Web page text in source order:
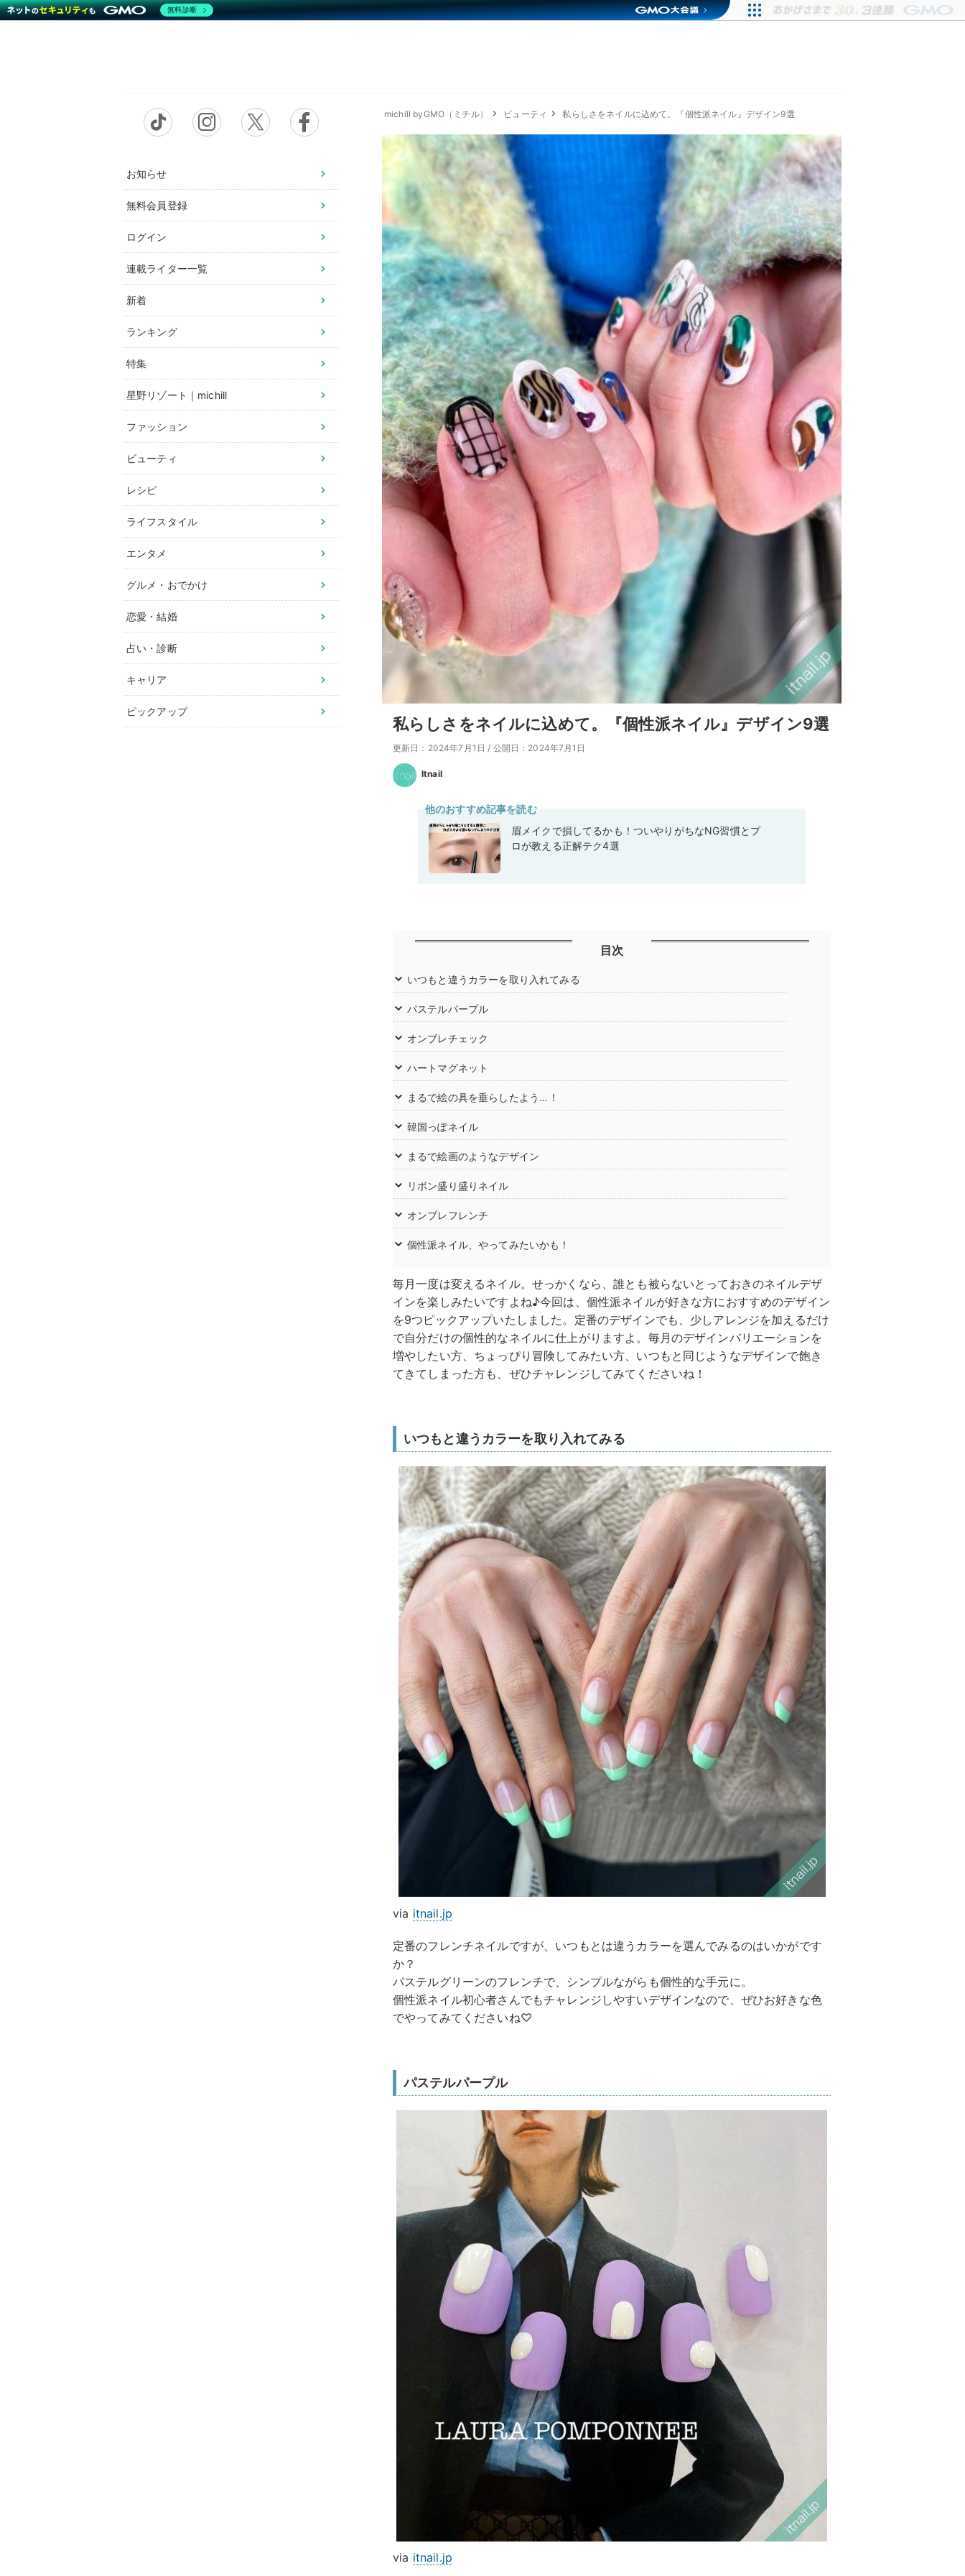
お知らせ
無料会員登録
ログイン
連載ライター一覧
新着
ランキング
特集
星野リゾート｜michill
ファッション
ビューティ
レシピ
ライフスタイル
エンタメ
グルメ・おでかけ
恋愛・結婚
占い・診断
キャリア
ピックアップ
michill byGMO（ミチル） ビューティ 私らしさをネイルに込めて。『個性派ネイル』デザイン9選
私らしさをネイルに込めて。『個性派ネイル』デザイン9選
更新日：2024年7月1日 / 公開日：2024年7月1日
Itnail
他のおすすめ記事を読む
眉メイクで損してるかも！ついやりがちなNG習慣とプ
ロが教える正解テク4選
目次
いつもと違うカラーを取り入れてみる
パステルパープル
オンブレチェック
ハートマグネット
まるで絵の具を垂らしたよう...！
韓国っぽネイル
まるで絵画のようなデザイン
リボン盛り盛りネイル
オンブレフレンチ
個性派ネイル、やってみたいかも！
毎月一度は変えるネイル。せっかくなら、誰とも被らないとっておきのネイルデザ
インを楽しみたいですよね♪今回は、個性派ネイルが好きな方におすすめのデザイン
を9つピックアップいたしました。定番のデザインでも、少しアレンジを加えるだけ
で自分だけの個性的なネイルに仕上がりますよ。毎月のデザインバリエーションを
増やしたい方、ちょっぴり冒険してみたい方、いつもと同じようなデザインで飽き
てきてしまった方も、ぜひチャレンジしてみてくださいね！
いつもと違うカラーを取り入れてみる
via itnail.jp
定番のフレンチネイルですが、いつもとは違うカラーを選んでみるのはいかがです
か？
パステルグリーンのフレンチで、シンプルながらも個性的な手元に。
個性派ネイル初心者さんでもチャレンジしやすいデザインなので、ぜひお好きな色
でやってみてくださいね♡
パステルパープル
via itnail.jp
無料診断